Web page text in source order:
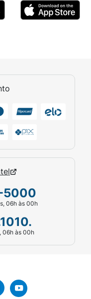
de
tecido
limpa
5000
06h às 00h
06h às 00h